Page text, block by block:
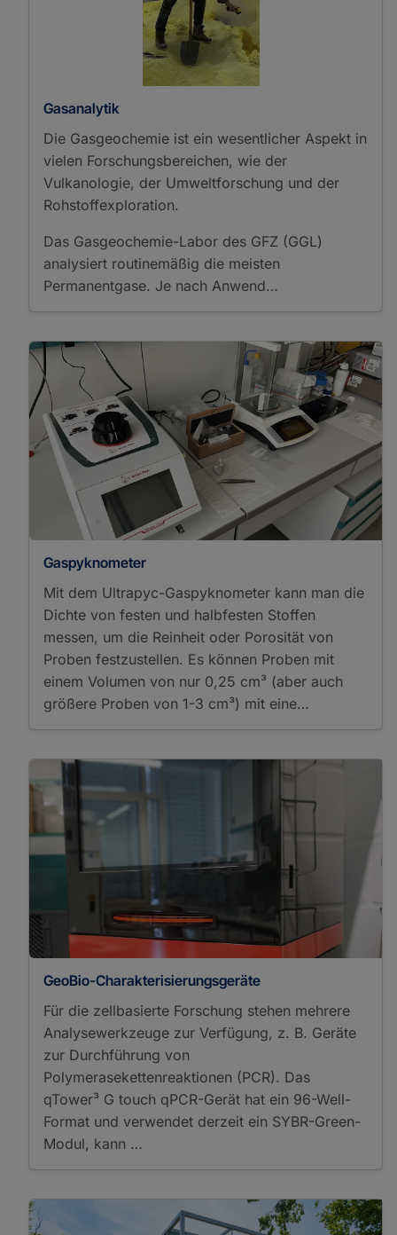
Gasanalytik
Die Gasgeochemie ist ein wesentlicher Aspekt in
vielen Forschungsbereichen, wie der
Vulkanologie, der Umweltforschung und der
Rohstoffexploration.
Das Gasgeochemie-Labor des GFZ (GGL)
analysiert routinemäßig die meisten
Permanentgase. Je nach Anwend…
Gaspyknometer
Mit dem Ultrapyc-Gaspyknometer kann man die
Dichte von festen und halbfesten Stoffen
messen, um die Reinheit oder Porosität von
Proben festzustellen. Es können Proben mit
einem Volumen von nur 0,25 cm³ (aber auch
größere Proben von 1-3 cm³) mit eine…
GeoBio-Charakterisierungsgeräte
Für die zellbasierte Forschung stehen mehrere
Analysewerkzeuge zur Verfügung, z. B. Geräte
zur Durchführung von
Polymerasekettenreaktionen (PCR). Das
qTower³ G touch qPCR-Gerät hat ein 96-Well-
Format und verwendet derzeit ein SYBR-Green-
Modul, kann …